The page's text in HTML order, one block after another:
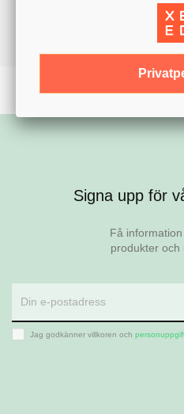
Signa upp för
Få
produkter och
Jag godkänner villkoren och